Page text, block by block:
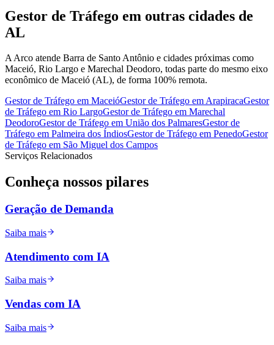
Gestor de Tráfego em outras cidades de
AL
A Arco atende Barra de Santo Antônio e cidades próximas como
Maceió, Rio Largo e Marechal Deodoro, todas parte do mesmo eixo
econômico de Maceió (AL), de forma 100% remota.
Gestor de Tráfego em MaceióGestor de Tráfego emArapiracaGestor
de Tráfego em Rio LargoGestor de Tráfego em Marechal
DeodoroGestor de Tráfego em União dos PalmaresGestor de
Tráfego em Palmeira dos ÍndiosGestor de Tráfego em PenedoGestor
de Tráfego em São Miguel dos Campos
Serviços Relacionados
Conheça nossos pilares
Geração de Demanda
Saiba mais
Atendimento com IA
Saiba mais
Vendas com IA
Saiba mais